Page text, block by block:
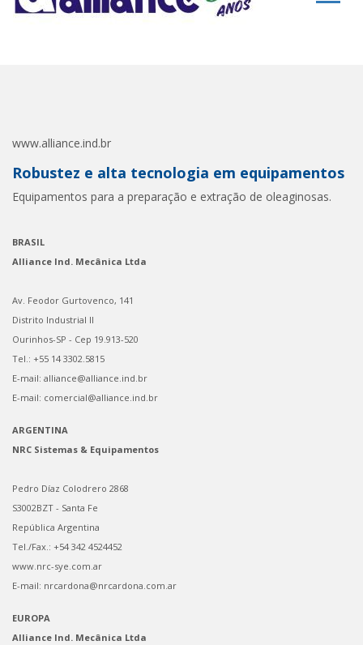
www.alliance.ind.br
Robustez e alta tecnologia em equipamentos
Equipamentos para a preparação e extração de oleaginosas.
BRASIL
Alliance Ind. Mecânica Ltda
Av. Feodor Gurtovenco, 141
Distrito Industrial II
Ourinhos-SP - Cep 19.913-520
Tel.: +55 14 3302.5815
E-mail: alliance@alliance.ind.br
E-mail: comercial@alliance.ind.br
ARGENTINA
NRC Sistemas & Equipamentos
Pedro Díaz Colodrero 2868
S3002BZT - Santa Fe
República Argentina
Tel./Fax.: +54 342 4524452
www.nrc-sye.com.ar
E-mail: nrcardona@nrcardona.com.ar
EUROPA
Alliance Ind. Mecânica Ltda